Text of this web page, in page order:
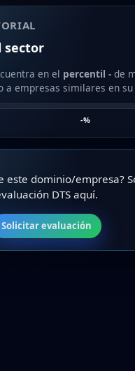
sector
en el percentil - de
a empresas similares en su
-%
este dominio/empresa?
DTS aquí.
Solicitar evaluación